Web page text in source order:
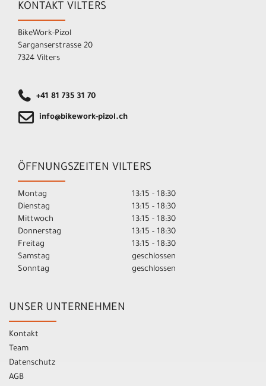
KONTAKT VILTERS
BikeWork-Pizol
Sarganserstrasse 20
7324 Vilters
+41 81 735 31 70
info@bikework-pizol.ch
ÖFFNUNGSZEITEN VILTERS
Montag
13:15 - 18:30
Dienstag
13:15 - 18:30
Mittwoch
13:15 - 18:30
Donnerstag
13:15 - 18:30
Freitag
13:15 - 18:30
Samstag
geschlossen
Sonntag
geschlossen
UNSER UNTERNEHMEN
Kontakt
Team
Datenschutz
AGB